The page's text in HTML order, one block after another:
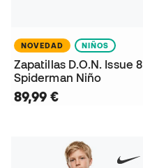
NOVEDAD NIÑOS
Zapatillas D.O.N. Issue 8
Spiderman Niño
89,99 €